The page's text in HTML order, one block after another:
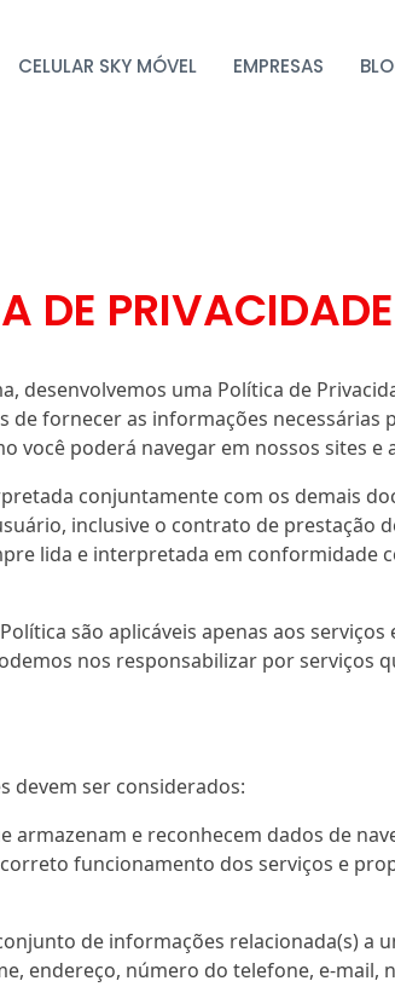
CELULAR SKY MÓVEL EMPRESAS
DE PRIVACIDADE
desenvolvemos uma Política de
fornecer as informações necessárias
você poderá navegar em nossos sites e
conjuntamente com os demais
inclusive o contrato de prestação
lida e interpretada em conformidade
são aplicáveis apenas aos
nos responsabilizar por serviços
devem ser considerados:
armazenam e reconhecem dados de
funcionamento dos serviços e
conjunto de informações relacionada(s)
endereço, número do telefone, e-